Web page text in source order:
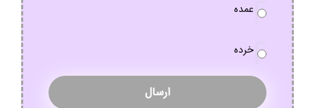
سفارش
عمده
خرده